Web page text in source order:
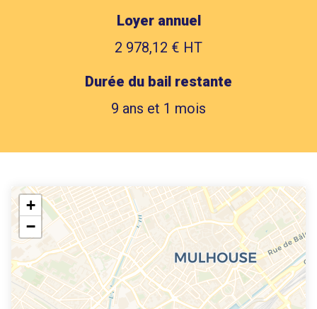
Loyer annuel
2 978,12 € HT
Durée du bail restante
9 ans et 1 mois
+
−